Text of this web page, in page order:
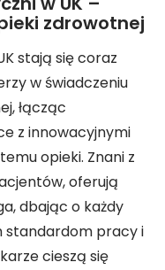
zdrowotnej
stają się coraz
w świadczeniu
łącząc
z innowacyjnymi
opieki. Znani z
oferują
dbając o każdy
standardom pracy i
cieszą się